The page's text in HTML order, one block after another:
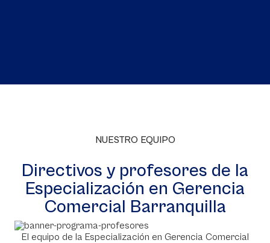
NUESTRO EQUIPO
Directivos y profesores de la
Especialización en Gerencia
Comercial Barranquilla
El equipo de la Especialización en Gerencia Comercial